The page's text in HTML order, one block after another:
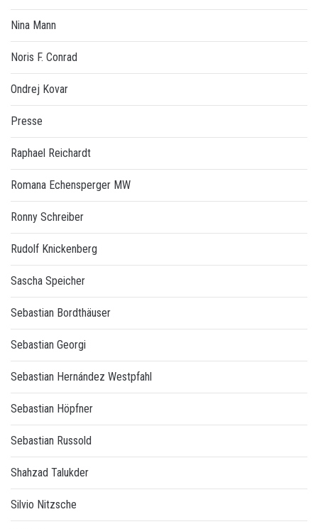
Nina Mann
Noris F. Conrad
Ondrej Kovar
Presse
Raphael Reichardt
Romana Echensperger MW
Ronny Schreiber
Rudolf Knickenberg
Sascha Speicher
Sebastian Bordthäuser
Sebastian Georgi
Sebastian Hernández Westpfahl
Sebastian Höpfner
Sebastian Russold
Shahzad Talukder
Silvio Nitzsche